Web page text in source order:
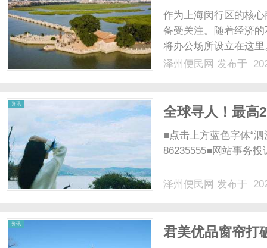
作为上海闵行区的核
备受关注。随着经济
将办公场所设立在这
足了企业多元化的办
泽州便民网 发布于
资讯
全球寻人！最高
■点击上方蓝色字体“
86235555■网站事务
泽州便民网 发布于
资讯
君美优品窗帘打